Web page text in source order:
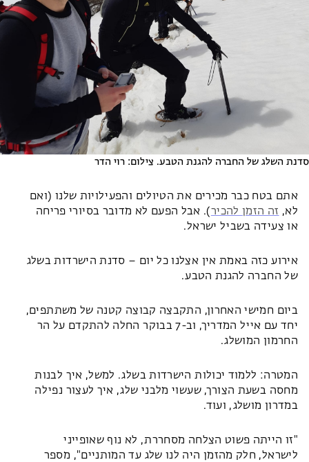
סדנת השלג של החברה להגנת הטבע. צילום: רוי הדר
אתם בטח כבר מכירים את הטיולים והפעילויות שלנו (ואם
לא, זה הזמן להכיר). אבל הפעם לא מדובר בסיורי פריחה
או צעידה בשביל ישראל.
אירוע כזה באמת אין אצלנו כל יום – סדנת הישרדות בשלג
של החברה להגנת הטבע.
ביום חמישי האחרון, התקבצה קבוצה קטנה של משתתפים,
יחד עם אייל המדריך, וב-7 בבוקר החלה להתקדם על הר
החרמון המושלג.
המטרה: ללמוד יכולות הישרדות בשלג. למשל, איך לבנות
מחסה בשעת הצורך, שעשוי מלבני שלג, איך לעצור נפילה
במדרון מושלג, ועוד.
"זו הייתה פשוט הצלחה מסחררת, לא נוף שאופייני
לישראל, חלק מהזמן היה לנו שלג עד המותניים", מספר